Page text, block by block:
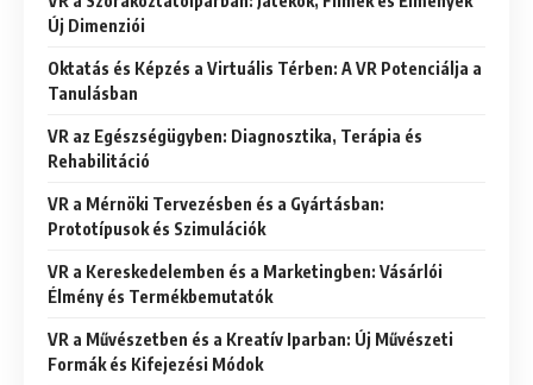
Új Dimenziói
Oktatás és Képzés a Virtuális Térben: A VR Potenciálja a
Tanulásban
VR az Egészségügyben: Diagnosztika, Terápia és
Rehabilitáció
VR a Mérnöki Tervezésben és a Gyártásban:
Prototípusok és Szimulációk
VR a Kereskedelemben és a Marketingben: Vásárlói
Élmény és Termékbemutatók
VR a Művészetben és a Kreatív Iparban: Új Művészeti
Formák és Kifejezési Módok